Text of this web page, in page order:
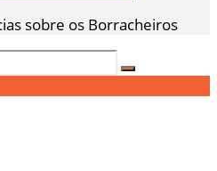
sobre os Borracheiros